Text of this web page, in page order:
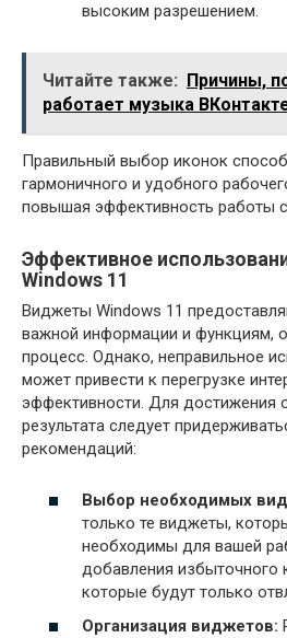
высоким разрешением.
Читайте также:
Причины,
работает музыка
Правильный выбор иконок
гармоничного и удобного
повышая эффективность работы
Эффективное
Windows 11
Виджеты Windows 11
важной информации и функциям,
процесс. Однако, неправильное
может привести к перегрузке
эффективности. Для достижения
результата следует
рекомендаций:
Выбор необходимых
только те виджеты,
необходимы для вашей
добавления избыточного
которые будут только
Организация виджетов: